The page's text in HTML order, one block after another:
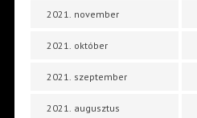
2021. november
2021. október
2021. szeptember
2021. augusztus